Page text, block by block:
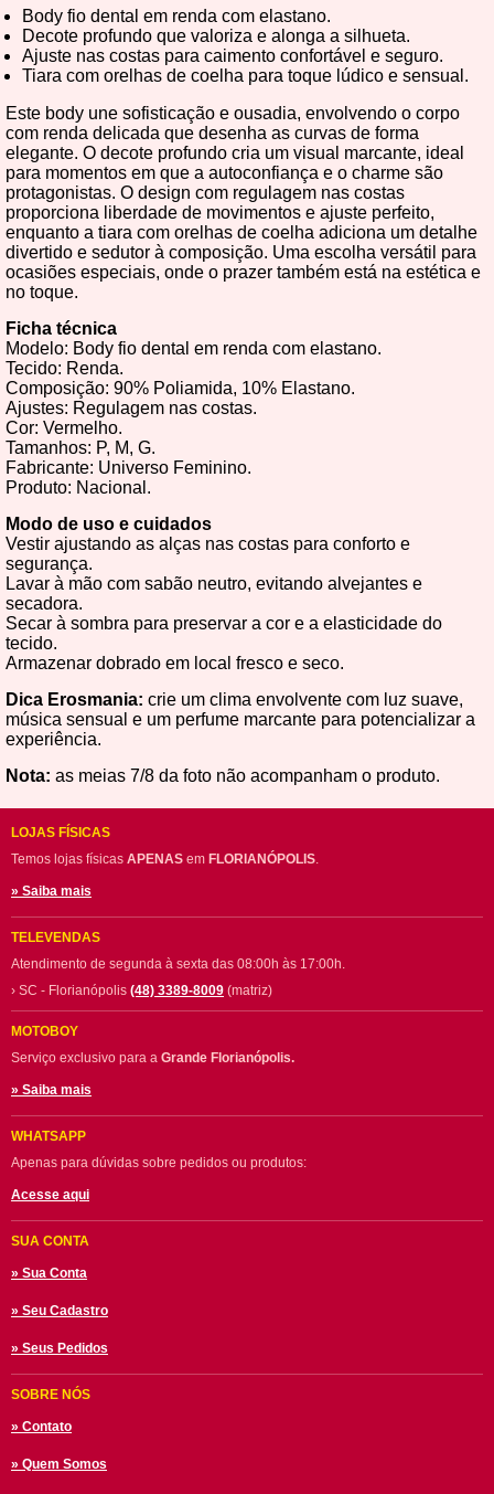
Body fio dental em renda com elastano.
Decote profundo que valoriza e alonga a silhueta.
Ajuste nas costas para caimento confortável e seguro.
Tiara com orelhas de coelha para toque lúdico e sensual.
Este body une sofisticação e ousadia, envolvendo o corpo
com renda delicada que desenha as curvas de forma
elegante. O decote profundo cria um visual marcante, ideal
para momentos em que a autoconfiança e o charme são
protagonistas. O design com regulagem nas costas
proporciona liberdade de movimentos e ajuste perfeito,
enquanto a tiara com orelhas de coelha adiciona um detalhe
divertido e sedutor à composição. Uma escolha versátil para
ocasiões especiais, onde o prazer também está na estética e
no toque.
Ficha técnica
Modelo: Body fio dental em renda com elastano.
Tecido: Renda.
Composição: 90% Poliamida, 10% Elastano.
Ajustes: Regulagem nas costas.
Cor: Vermelho.
Tamanhos: P, M, G.
Fabricante: Universo Feminino.
Produto: Nacional.
Modo de uso e cuidados
Vestir ajustando as alças nas costas para conforto e
segurança.
Lavar à mão com sabão neutro, evitando alvejantes e
secadora.
Secar à sombra para preservar a cor e a elasticidade do
tecido.
Armazenar dobrado em local fresco e seco.
Dica Erosmania: crie um clima envolvente com luz suave,
música sensual e um perfume marcante para potencializar a
experiência.
Nota: as meias 7/8 da foto não acompanham o produto.
LOJAS FÍSICAS
Temos lojas físicas APENAS em FLORIANÓPOLIS.
» Saiba mais
TELEVENDAS
Atendimento de segunda à sexta das 08:00h às 17:00h.
› SC - Florianópolis (48) 3389-8009 (matriz)
MOTOBOY
Serviço exclusivo para a Grande Florianópolis.
» Saiba mais
WHATSAPP
Apenas para dúvidas sobre pedidos ou produtos:
Acesse aqui
SUA CONTA
» Sua Conta
» Seu Cadastro
» Seus Pedidos
SOBRE NÓS
» Contato
» Quem Somos